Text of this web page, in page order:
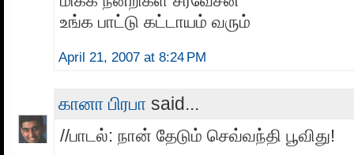
உங்க பாட்டு கட்டாயம் வரும்
April 21, 2007 at 8:24 PM
கானா பிரபா said...
//பாடல்: நான் தேடும் செவ்வந்தி பூவிது!